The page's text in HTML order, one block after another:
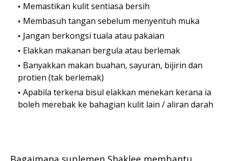
Memastikan kulit sentiasa bersih
Membasuh tangan sebelum menyentuh muka
Jangan berkongsi tuala atau pakaian
Elakkan makanan bergula atau berlemak
Banyakkan makan buahan, sayuran, bijirin dan
protien (tak berlemak)
Apabila terkena bisul elakkan menekan kerana ia
boleh merebak ke bahagian kulit lain / aliran darah